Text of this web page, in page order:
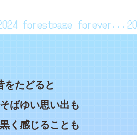
forestpage
をたどると
ばゆい思い出も
く感じることも